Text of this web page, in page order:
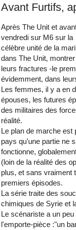
Avant Furtifs,
Après The Unit et
vendredi sur M6 sur la
célèbre unité de la
dans The Unit,
leurs fractures -le
évidemment, dans
Les femmes, il y a en
épouses, les futures
des militaires des
réalité.
Le plan de marche est
pays qu'une partie ne
fonctionne,
(loin de la réalité des
plus, et sans vraiment
premiers épisodes.
La série traite des
chimiques de Syrie et
Le scénariste a un
l'emporte-pièce :"un